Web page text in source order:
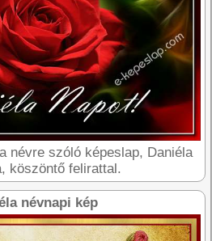
névre szóló képeslap, Daniéla
köszöntő felirattal.
névnapi kép